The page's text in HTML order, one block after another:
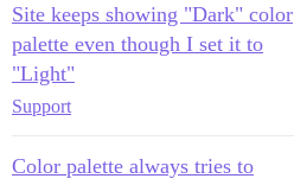
Site keeps showing "Dark" color
palette even though I set it to
"Light"
Support
Color palette always tries to